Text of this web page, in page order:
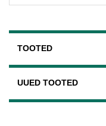
TOOTED
UUED TOOTED